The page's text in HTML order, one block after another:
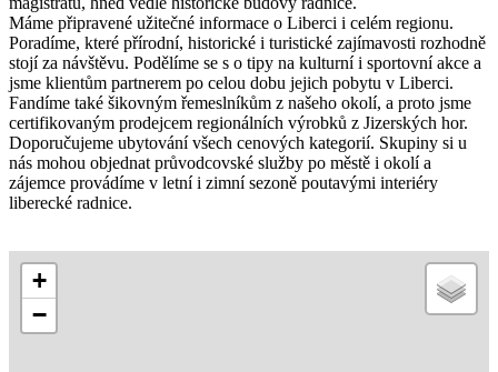
Máme připravené užitečné informace o Liberci i celém regionu.
Poradíme, které přírodní, historické i turistické zajímavosti rozhodně
stojí za návštěvu. Podělíme se s o tipy na kulturní i sportovní akce a
jsme klientům partnerem po celou dobu jejich pobytu v Liberci.
Fandíme také šikovným řemeslníkům z našeho okolí, a proto jsme
certifikovaným prodejcem regionálních výrobků z Jizerských hor.
Doporučujeme ubytování všech cenových kategorií. Skupiny si u
nás mohou objednat průvodcovské služby po městě i okolí a
zájemce provádíme v letní i zimní sezoně poutavými interiéry
liberecké radnice.
+
−